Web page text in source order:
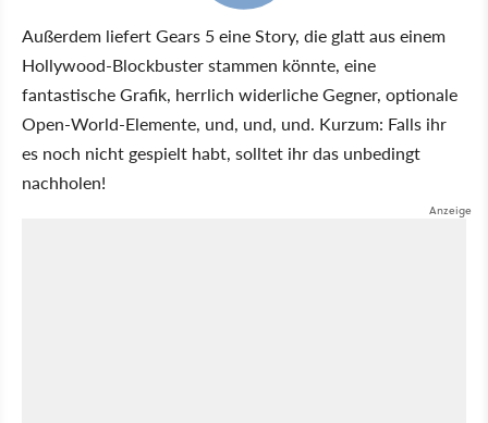
Außerdem liefert Gears 5 eine Story, die glatt aus einem
Hollywood-Blockbuster stammen könnte, eine
fantastische Grafik, herrlich widerliche Gegner, optionale
Open-World-Elemente, und, und, und. Kurzum: Falls ihr
es noch nicht gespielt habt, solltet ihr das unbedingt
nachholen!